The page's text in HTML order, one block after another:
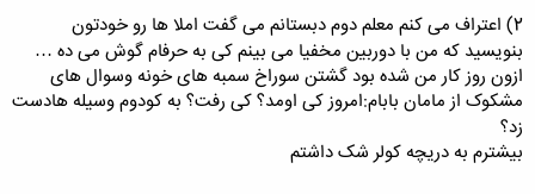
2) اعتراف می کنم معلم دوم دبستانم می گفت املا ها رو خودتون
بنویسید که من با دوربین مخفیا می بینم کی به حرفام گوش می ده …
ازون روز کار من شده بود گشتن سوراخ سمبه های خونه وسوال های
مشکوک از مامان بابام:امروز کی اومد؟ کی رفت؟ به کودوم وسیله هادست
زد؟
بیشترم به دریچه کولر شک داشتم